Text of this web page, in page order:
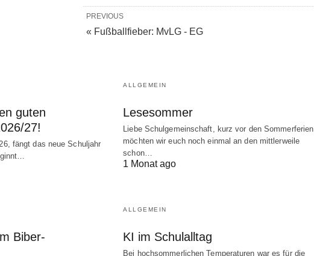
PREVIOUS
« Fußballfieber: MvLG - EG
guten
27!
fängt das neue Schuljahr
ALLGEMEIN
Lesesommer
Liebe Schulgemeinschaft, kurz vor den Sommerferien
möchten wir euch noch einmal an den mittlerweile
schon…
1 Monat ago
Biber-
ALLGEMEIN
KI im Schulalltag
Bei hochsommerlichen Temperaturen war es für die